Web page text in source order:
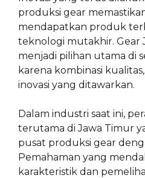
produksi gear
mendapatkan produk
teknologi mutakhir. Gear
menjadi pilihan utama di
karena kombinasi
inovasi yang ditawarkan.
Dalam industri saat ini,
terutama di Jawa Timur
pusat produksi gear
Pemahaman yang
karakteristik dan